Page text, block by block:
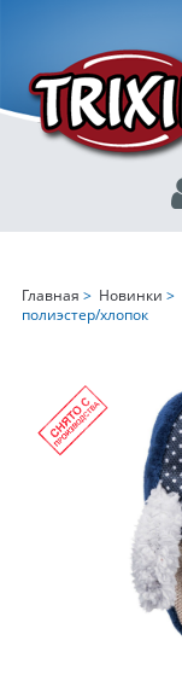
Главная > Новинки >
полиэстер/хлопок